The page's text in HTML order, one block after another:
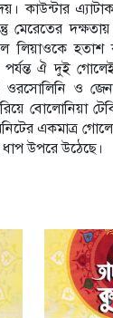
কাউন্টার
মেরেতের
লিয়াওকে
পর্যন্ত ঐ দুই
ওরসোলিনি ও
বোলোনিয়া
একমাত্র
উপরে উঠেছে।